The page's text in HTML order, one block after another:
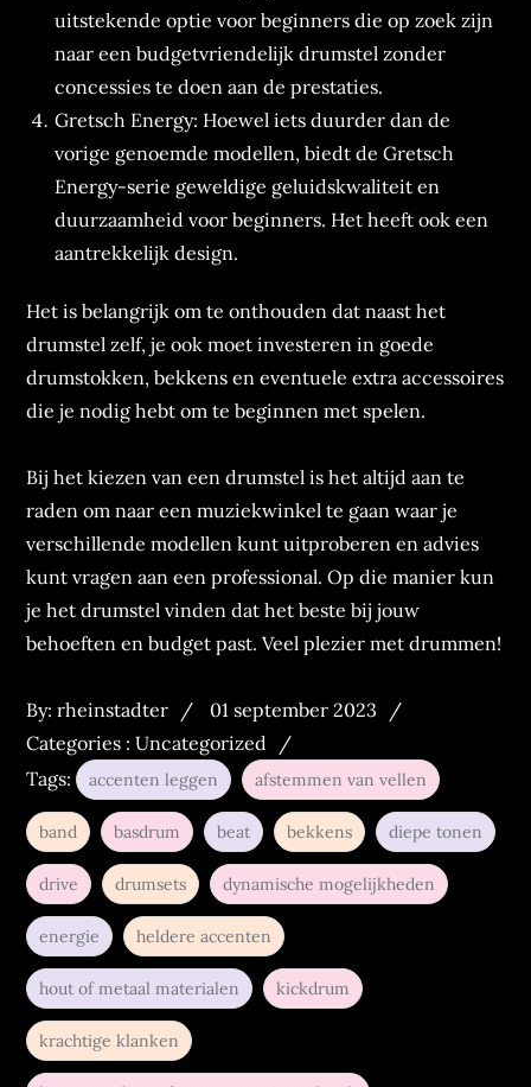
uitstekende optie voor beginners die op zoek zijn
naar een budgetvriendelijk drumstel zonder
concessies te doen aan de prestaties.
Gretsch Energy: Hoewel iets duurder dan de
vorige genoemde modellen, biedt de Gretsch
Energy-serie geweldige geluidskwaliteit en
duurzaamheid voor beginners. Het heeft ook een
aantrekkelijk design.
Het is belangrijk om te onthouden dat naast het
drumstel zelf, je ook moet investeren in goede
drumstokken, bekkens en eventuele extra accessoires
die je nodig hebt om te beginnen met spelen.
Bij het kiezen van een drumstel is het altijd aan te
raden om naar een muziekwinkel te gaan waar je
verschillende modellen kunt uitproberen en advies
kunt vragen aan een professional. Op die manier kun
je het drumstel vinden dat het beste bij jouw
behoeften en budget past. Veel plezier met drummen!
By:rheinstadter
Posted
on
01 september 2023
Categories :Uncategorized
Tags:
accenten leggen afstemmen van vellen
band basdrum beat bekkens diepe tonen
drive drumsets dynamische mogelijkheden
energie heldere accenten
hout of metaal materialen kickdrum
krachtige klanken